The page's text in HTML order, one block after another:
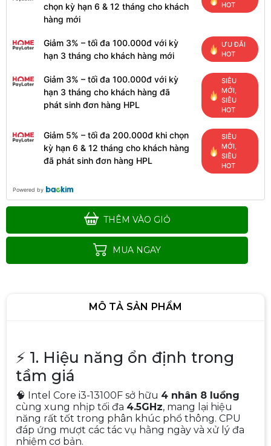
chọn kỳ hạn 6 & 12 tháng cho khách
hàng mới
HOT
Giảm 3% – tối đa 100.000đ với kỳ
hạn 3 tháng cho khách hàng mới
ƯU ĐÃI
HOT
Giảm 3% – tối đa 100.000đ với kỳ
hạn 3 tháng cho khách hàng đã
phát sinh đơn hàng HPL
SIÊU
MỚI,
SIÊU
HOT
Giảm 5% – tối đa 200.000đ khi chọn
kỳ hạn 6 & 12 tháng cho khách hàng
đã phát sinh đơn hàng HPL
SIÊU
MỚI,
SIÊU
HOT
Powered by
THÊM VÀO GIỎ
MUA NGAY
MÔ TẢ SẢN PHẨM
⚡ 1. Hiệu năng ổn định trong
tầm giá
🧠 Intel Core i3-13100F sở hữu 4 nhân 8 luồng
cùng xung nhịp tối đa 4.5GHz, mang lại hiệu
năng rất tốt trong phân khúc phổ thông. CPU
đáp ứng mượt các tác vụ hằng ngày và xử lý đa
nhiệm cơ bản.
CPU Intel Core i5 13400F (up to
4.6Ghz, 10 nhân 16 luồng, 20MB
Cache, 65W) - Socket Intel LGA
1700/Raptor Lake)
4.090.000đ